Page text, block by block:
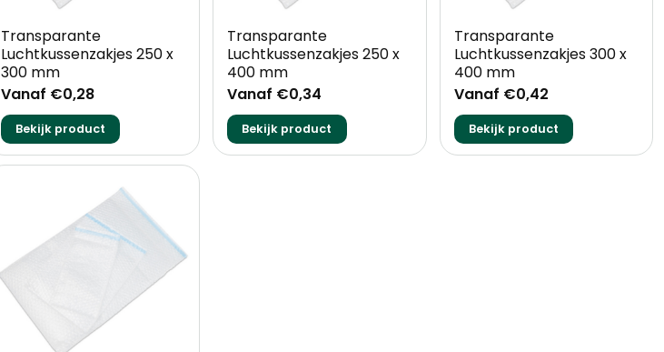
Transparante
Luchtkussenzakjes 250 x
300 mm
Vanaf €0,28
Bekijk product
Transparante
Luchtkussenzakjes 250 x
400 mm
Vanaf €0,34
Bekijk product
Transparante
Luchtkussenzakjes 300 x
400 mm
Vanaf €0,42
Bekijk product